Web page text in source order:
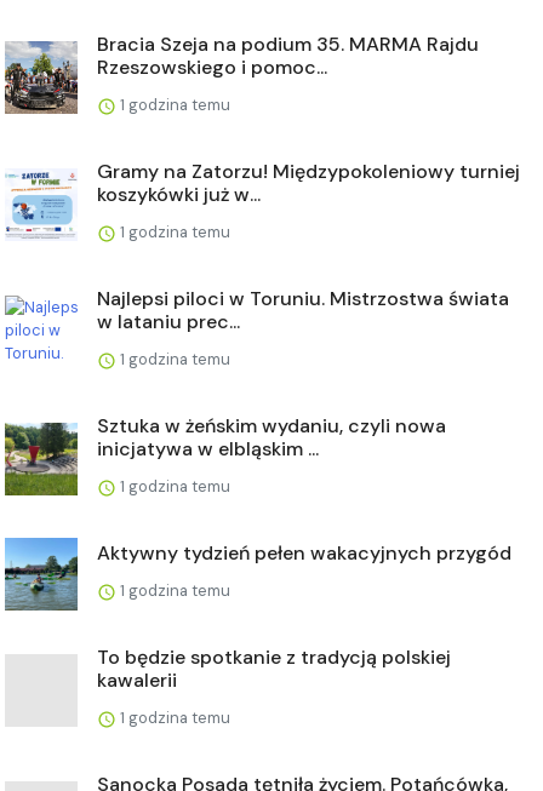
Bracia Szeja na podium 35. MARMA Rajdu
Rzeszowskiego i pomoc...
1 godzina temu
Gramy na Zatorzu! Międzypokoleniowy turniej
koszykówki już w...
1 godzina temu
Najlepsi piloci w Toruniu. Mistrzostwa świata
w lataniu prec...
1 godzina temu
Sztuka w żeńskim wydaniu, czyli nowa
inicjatywa w elbląskim ...
1 godzina temu
Aktywny tydzień pełen wakacyjnych przygód
1 godzina temu
To będzie spotkanie z tradycją polskiej
kawalerii
1 godzina temu
Sanocka Posada tętniła życiem. Potańcówka,